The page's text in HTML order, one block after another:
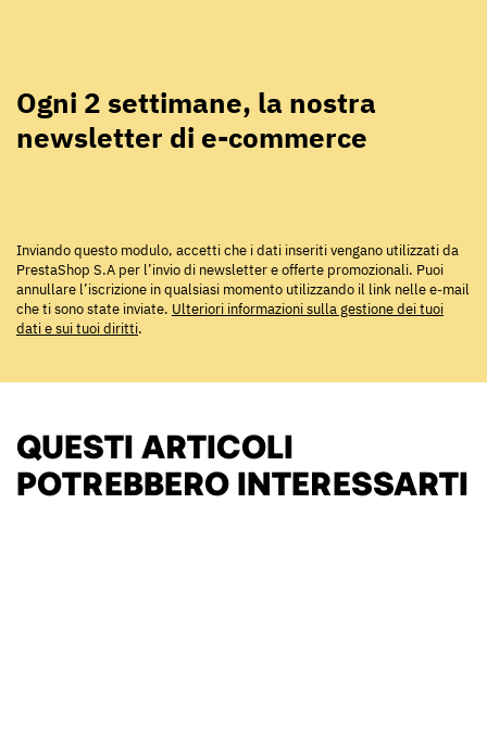
Ogni 2 settimane, la nostra
newsletter di e-commerce
Inviando questo modulo, accetti che i dati inseriti vengano utilizzati da
PrestaShop S.A per l’invio di newsletter e offerte promozionali. Puoi
annullare l’iscrizione in qualsiasi momento utilizzando il link nelle e-mail
che ti sono state inviate. Ulteriori informazioni sulla gestione dei tuoi
dati e sui tuoi diritti.
QUESTI ARTICOLI
POTREBBERO INTERESSARTI